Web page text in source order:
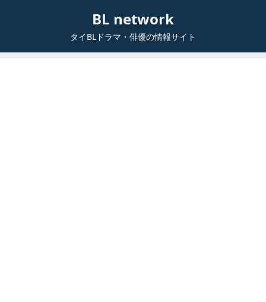
BL network
タイBLドラマ・俳優の情報サイト